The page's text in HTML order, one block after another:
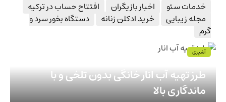
خدمات سئو اخبار بازیگران
افتتاح حساب در ترکیه
مجله زیبایی
خرید ادکلن زنانه
دستگاه بخور سرد و
گرم
طرز تهیه آب انار خانگی بدون تلخی و با
ماندگاری بالا
آشپزی